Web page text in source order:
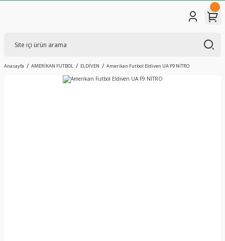
Anasayfa AMERİKAN FUTBOL ELDİVEN Amerikan Futbol Eldiven UA F9 NİTRO